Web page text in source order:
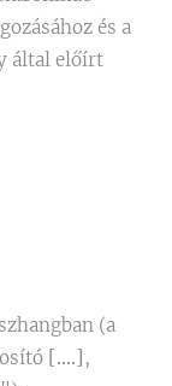
és a
által előírt
(a
[….] ,